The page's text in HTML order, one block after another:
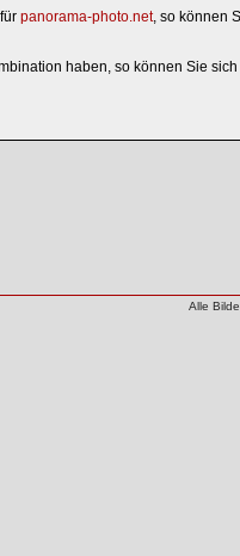
panorama-photo.net, so können
haben, so können Sie sich
Alle